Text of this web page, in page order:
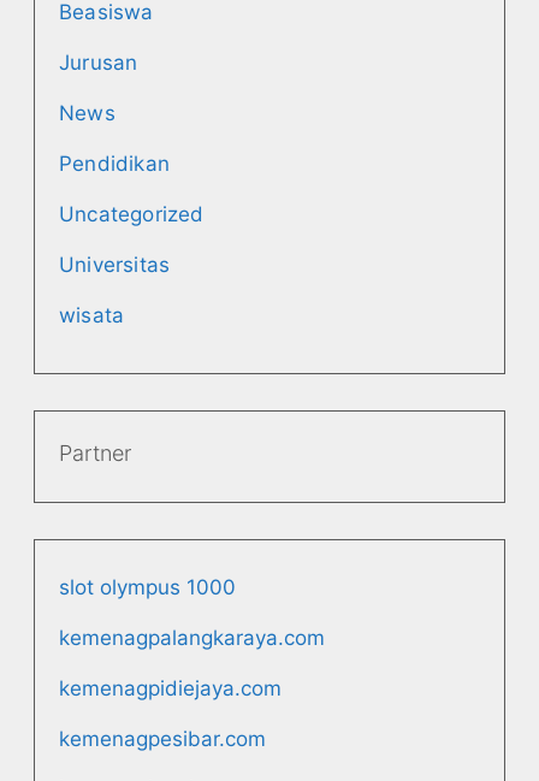
Beasiswa
Jurusan
News
Pendidikan
Uncategorized
Universitas
wisata
Partner
slot olympus 1000
kemenagpalangkaraya.com
kemenagpidiejaya.com
kemenagpesibar.com